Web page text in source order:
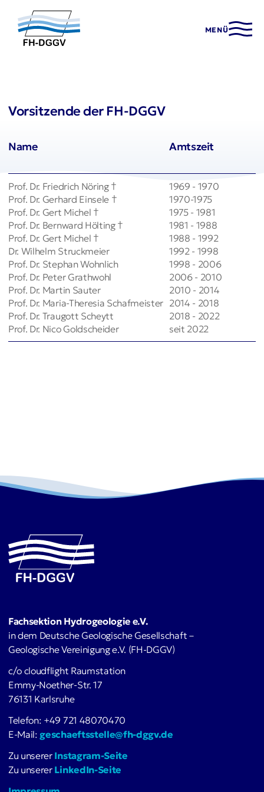
MENÜ
Vorsitzende der FH-DGGV
Name Amtszeit
Prof. Dr. Friedrich Nöring †
1969 - 1970
Prof. Dr. Gerhard Einsele †
1970-1975
Prof. Dr. Gert Michel †
1975 - 1981
Prof. Dr. Bernward Hölting †
1981 - 1988
Prof. Dr. Gert Michel †
1988 - 1992
Dr. Wilhelm Struckmeier
1992 - 1998
Prof. Dr. Stephan Wohnlich
1998 - 2006
Prof. Dr. Peter Grathwohl
2006 - 2010
Prof. Dr. Martin Sauter
2010 - 2014
Prof. Dr. Maria-Theresia Schafmeister 2014 - 2018
Prof. Dr. Traugott Scheytt
2018 - 2022
Prof. Dr. Nico Goldscheider
seit 2022
Fachsektion Hydrogeologie e.V.
in dem Deutsche Geologische Gesellschaft –
Geologische Vereinigung e.V. (FH-DGGV)
c/o cloudflight Raumstation
Emmy-Noether-Str. 17
76131 Karlsruhe
Telefon: +49 721 48070470
E-Mail: geschaeftsstelle@fh-dggv.de
Zu unserer Instagram-Seite
Zu unserer LinkedIn-Seite